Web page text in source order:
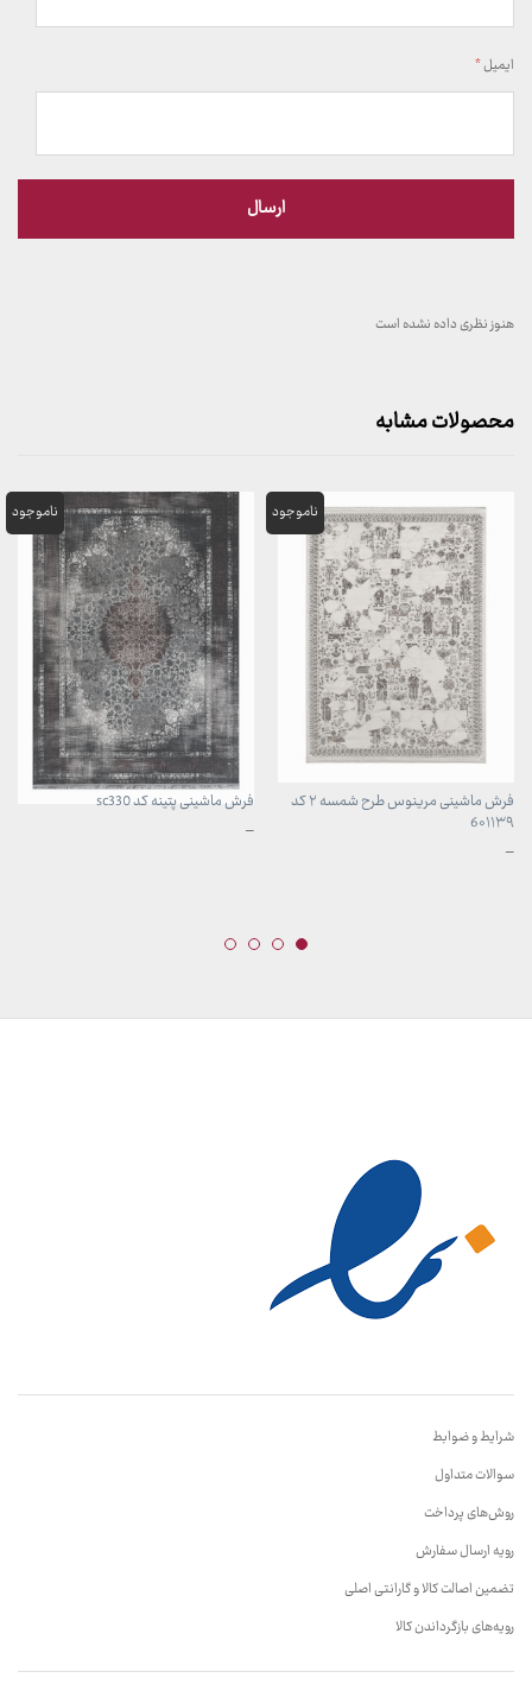
ایمیل*
هنوز نظری داده نشده است
محصولات مشابه
فرش ماشینی مرینوس طرح شمسه ۲ کد
6۰۱۱۳۹
–محدوده
فرش ماشینی پتینه کد sc330
–محدوده
شرایط و ضوابط
سوالات متداول
روش‌های پرداخت
رویه ارسال سفارش
تضمین اصالت کالا و گارانتی اصلی
رویه‌های بازگرداندن کالا